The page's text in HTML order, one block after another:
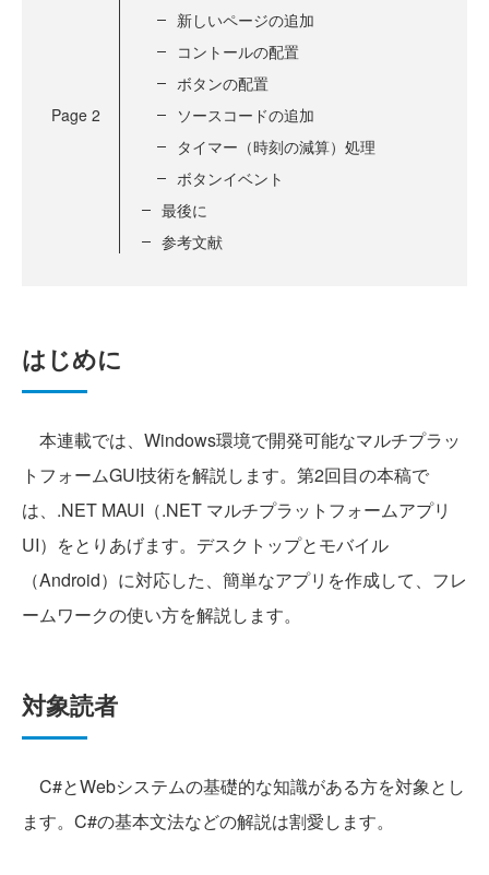
Page 2
新しいページの追加
コントールの配置
ボタンの配置
ソースコードの追加
タイマー（時刻の減算）処理
ボタンイベント
最後に
参考文献
はじめに
本連載では、Windows環境で開発可能なマルチプラッ
トフォームGUI技術を解説します。第2回目の本稿で
は、.NET MAUI（.NET マルチプラットフォームアプリ
UI）をとりあげます。デスクトップとモバイル
（Android）に対応した、簡単なアプリを作成して、フレ
ームワークの使い方を解説します。
対象読者
C#とWebシステムの基礎的な知識がある方を対象とし
ます。C#の基本文法などの解説は割愛します。